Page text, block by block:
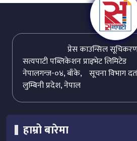
प्रेस काउन्सिल
सत्यपाटी पब्लिकेशन प्राइभेट लिमिटेड
सूचना विभाग
नेपालगन्ज-०४, बाँके,
लुम्बिनी प्रदेश, नेपाल
हाम्रो बारेमा